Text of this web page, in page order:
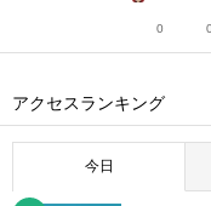
0 0
アクセスランキング
今日